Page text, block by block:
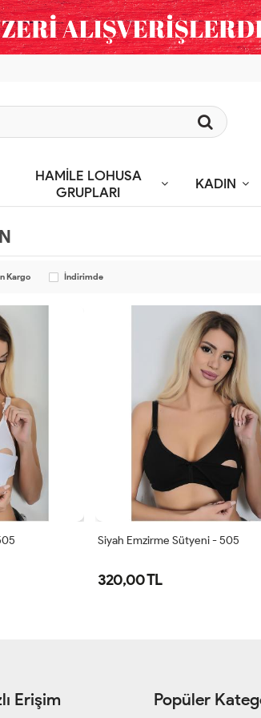
HAMİLE LOHUSA
GRUPLARI
KADIN
Kargo İndirimde
Siyah Emzirme Sütyeni - 505
320,00 TL
Erişim Popüler